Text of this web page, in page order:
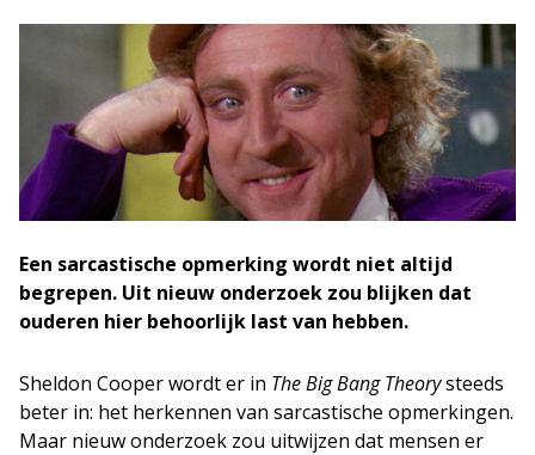
Een sarcastische opmerking wordt niet altijd
begrepen. Uit nieuw onderzoek zou blijken dat
ouderen hier behoorlijk last van hebben.
Sheldon Cooper wordt er in The Big Bang Theorysteeds
beter in: het herkennen van sarcastische opmerkingen.
Maar nieuw onderzoek zou uitwijzen dat mensen er